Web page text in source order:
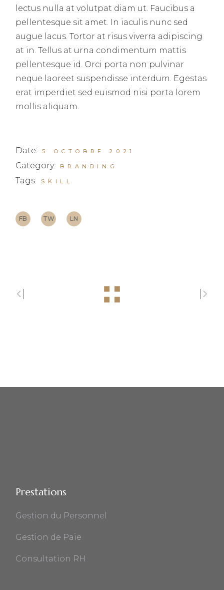
lectus nulla at volutpat diam ut. Faucibus a
pellentesque sit amet. In iaculis nunc sed
augue lacus. Tortor at risus viverra adipiscing
at in. Tellus at urna condimentum mattis
pellentesque id. Orci porta non pulvinar
neque laoreet suspendisse interdum. Egestas
erat imperdiet sed euismod nisi porta lorem
mollis aliquam.
Date: 5 OCTOBRE 2021
Category: BRANDING
Tags: SKILL
FB TW LN
Prestations
Gestion du Personnel
Gestion de Paie
Consultation RH